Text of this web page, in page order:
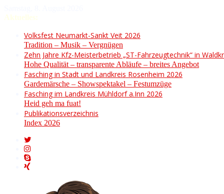
Aktuelles:
Volksfest Neumarkt-Sankt Veit 2026
Tradition – Musik – Vergnügen
Zehn Jahre Kfz-Meisterbetrieb „ST-Fahrzeugtechnik“ in
Hohe Qualität – transparente Abläufe – breites Angebot
Fasching in Stadt und Landkreis Rosenheim 2026
Gardemärsche – Showspektakel – Festumzüge
Fasching im Landkreis Mühldorf a.Inn 2026
Heid geh ma fuat!
Publikationsverzeichnis
Index 2026